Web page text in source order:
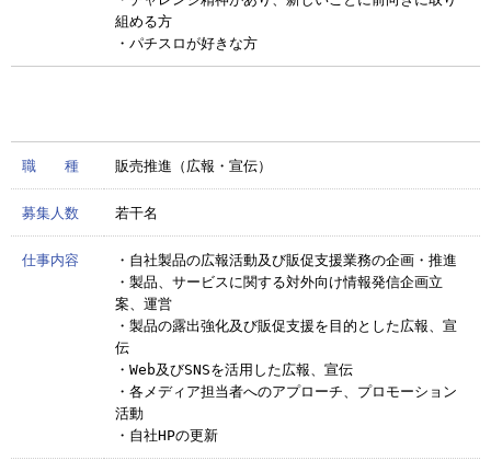
組める方
・パチスロが好きな方
職 種 販売推進（広報・宣伝）
募集人数 若干名
仕事内容
・自社製品の広報活動及び販促支援業務の企画・推進
・製品、サービスに関する対外向け情報発信企画立
案、運営
・製品の露出強化及び販促支援を目的とした広報、宣
伝
・Web及びSNSを活用した広報、宣伝
・各メディア担当者へのアプローチ、プロモーション
活動
・自社HPの更新